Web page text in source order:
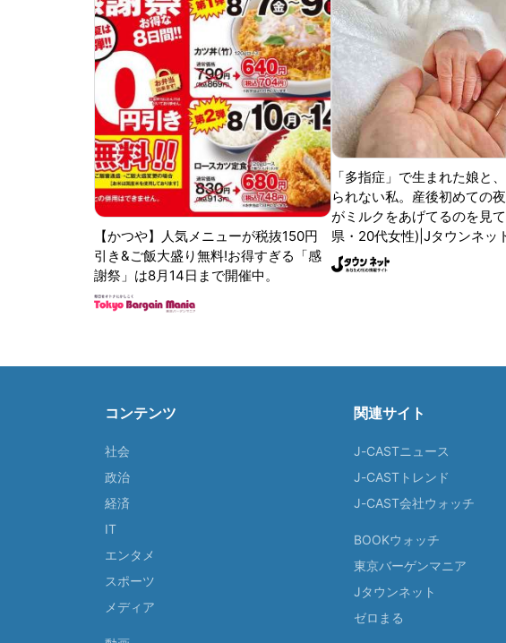
【かつや】人気メニューが税抜150円
引き&ご飯大盛り無料!お得すぎる「感
謝祭」は8月14日まで開催中。
「多指症」で生まれた娘と
られない私。産後初めての
がミルクをあげてるのを見
県・20代女性)|Jタウンネッ
コンテンツ
社会
政治
経済
IT
エンタメ
スポーツ
メディア
関連サイト
J-CASTニュース
J-CASTトレンド
J-CAST会社ウォッチ
BOOKウォッチ
東京バーゲンマニア
Jタウンネット
ゼロまる